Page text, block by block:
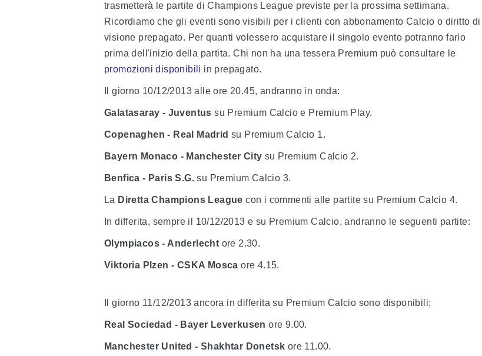
trasmetterà le partite di Champions League previste per la prossima settimana.
Ricordiamo che gli eventi sono visibili per i clienti con abbonamento Calcio o diritto di
visione prepagato. Per quanti volessero acquistare il singolo evento potranno farlo
prima dell'inizio della partita. Chi non ha una tessera Premium può consultare le
promozioni disponibili in prepagato.
Il giorno 10/12/2013 alle ore 20.45, andranno in onda:
Galatasaray - Juventus su Premium Calcio e Premium Play.
Copenaghen - Real Madrid su Premium Calcio 1.
Bayern Monaco - Manchester City su Premium Calcio 2.
Benfica - Paris S.G. su Premium Calcio 3.
La Diretta Champions League con i commenti alle partite su Premium Calcio 4.
In differita, sempre il 10/12/2013 e su Premium Calcio, andranno le seguenti partite:
Olympiacos - Anderlecht ore 2.30.
Viktoria Plzen - CSKA Mosca ore 4.15.
Il giorno 11/12/2013 ancora in differita su Premium Calcio sono disponibili:
Real Sociedad - Bayer Leverkusen ore 9.00.
Manchester United - Shakhtar Donetsk ore 11.00.